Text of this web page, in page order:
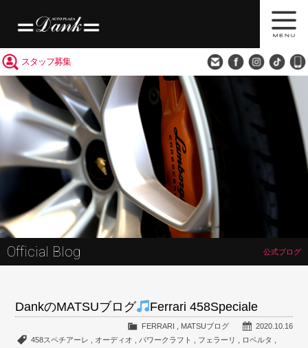
スタッフ募集
Official Blog 公式ブログ
DankのMATSUブログ Ferrari 458Speciale
2020.10.16
FERRARI
MATSUブログ
458スペチアーレ
オーディオ パワークラフト フェラーリ ロベルタ